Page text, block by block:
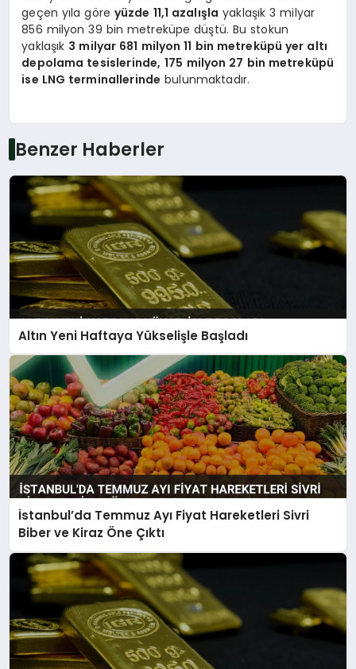
geçen yıla göre yüzde 11,1 azalışla yaklaşık 3 milyar
856 milyon 39 bin metreküpe düştü. Bu stokun
yaklaşık 3 milyar 681 milyon 11 bin metreküpü yer altı
depolama tesislerinde, 175 milyon 27 bin metreküpü
ise LNG terminallerinde bulunmaktadır.
Benzer Haberler
Altın Yeni Haftaya Yükselişle Başladı
İstanbul’da Temmuz Ayı Fiyat Hareketleri Sivri
Biber ve Kiraz Öne Çıktı